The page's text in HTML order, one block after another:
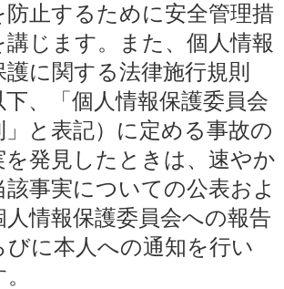
防止するために安全管理措
講じます。また、個人情報
護に関する法律施行規則
下、「個人情報保護委員会
」と表記）に定める事故の
を発見したときは、速やか
該事実についての公表およ
人情報保護委員会への報告
びに本人への通知を行い